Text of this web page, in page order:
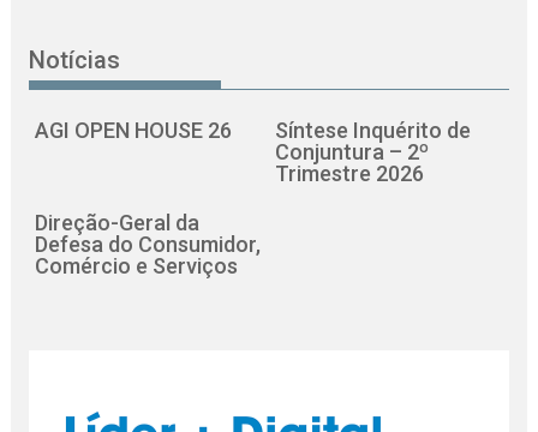
Notícias
AGI OPEN HOUSE 26
Síntese Inquérito de
Conjuntura – 2º
Trimestre 2026
Direção-Geral da
Defesa do Consumidor,
Comércio e Serviços